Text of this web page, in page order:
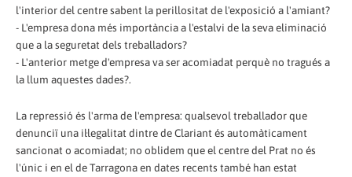
l'interior del centre sabent la perillositat de l'exposició a l'amiant?
- L'empresa dona més importància a l'estalvi de la seva eliminació
que a la seguretat dels treballadors?
- L'anterior metge d'empresa va ser acomiadat perquè no tragués a
la llum aquestes dades?.
La repressió és l'arma de l'empresa: qualsevol treballador que
denunciï una il·legalitat dintre de Clariant és automàticament
sancionat o acomiadat; no oblidem que el centre del Prat no és
l'únic i en el de Tarragona en dates recents també han estat